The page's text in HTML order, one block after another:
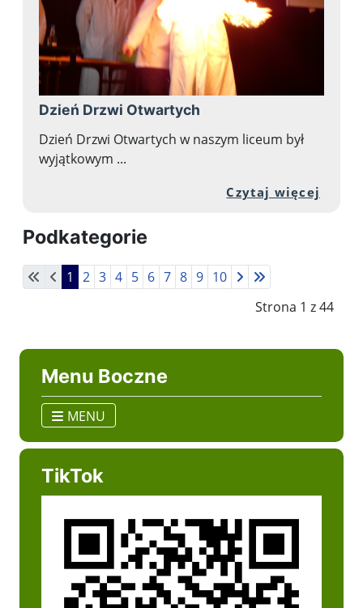
Menu Boczne
MENU
TikTok
Dzień Drzwi Otwartych
Dzień Drzwi Otwartych w naszym liceum był
wyjątkowym ...
Czytaj więcej
Podkategorie
Strona 1 z 44
1 2 3 4 5 6 7 8 9 10